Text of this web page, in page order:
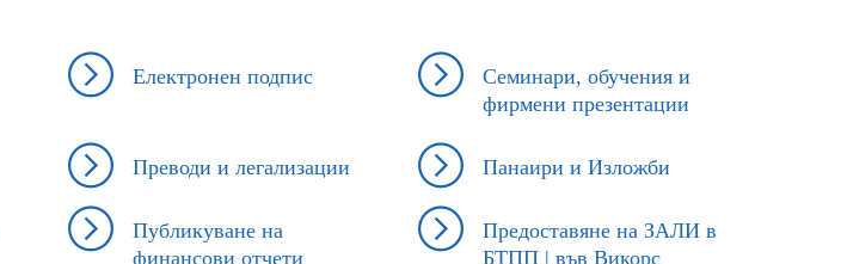
Електронен подпис
Семинари, обучения и
фирмени презентации
Преводи и легализации Панаири и Изложби
Публикуване на
финансови отчети
Предоставяне на ЗАЛИ в
БТПП | във Викорс